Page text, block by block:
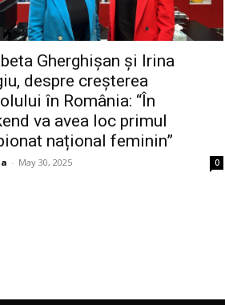
Gherghișan și Irina
despre creșterea
în România: “În
va avea loc primul
național feminin”
- May 30, 2025 0